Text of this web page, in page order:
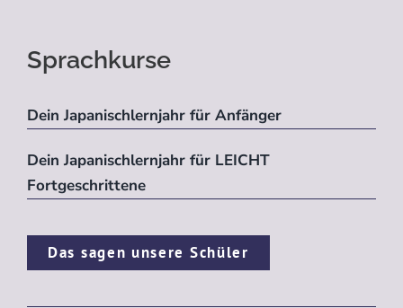
Sprachkurse
Dein Japanischlernjahr für Anfänger
Dein Japanischlernjahr für LEICHT
Fortgeschrittene
Das sagen unsere Schüler